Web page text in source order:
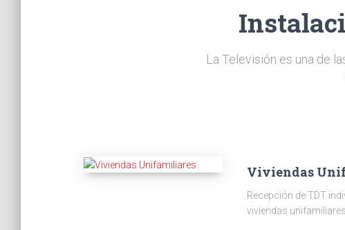
La Televisión es una de
Viviendas
Recepción de TDT
viviendas unifamiliares